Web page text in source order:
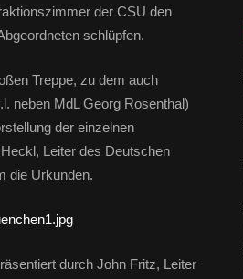
der CSU den
schlüpfen.
Treppe, zu dem auch
neben MdL Georg Rosenthal)
der einzelnen
Leiter des Deutschen
die Urkunden.
durch John Fritz, Leiter